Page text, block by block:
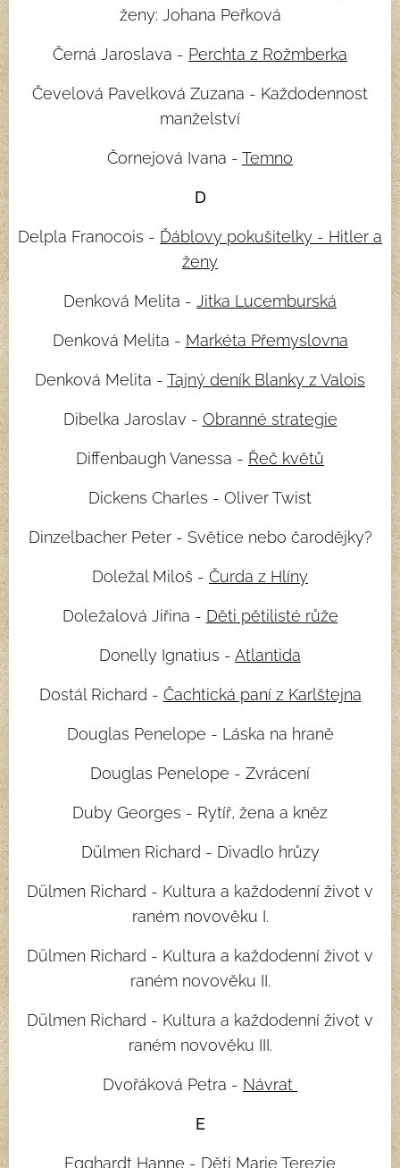
ženy: Johana Peřková
Černá Jaroslava - Perchta z Rožmberka
Čevelová Pavelková Zuzana - Každodennost
manželství
Čornejová Ivana - Temno
D
Delpla Franocois - Ďáblovy pokušitelky - Hitler a
ženy
Denková Melita - Jitka Lucemburská
Denková Melita - Markéta Přemyslovna
Denková Melita - Tajný deník Blanky z Valois
Dibelka Jaroslav - Obranné strategie
Diffenbaugh Vanessa - Řeč květů
Dickens Charles - Oliver Twist
Dinzelbacher Peter - Světice nebo čarodějky?
Doležal Miloš - Čurda z Hlíny
Doležalová Jiřina - Děti pětilisté růže
Donelly Ignatius - Atlantida
Dostál Richard - Čachtická paní z Karlštejna
Douglas Penelope - Láska na hraně
Douglas Penelope - Zvrácení
Duby Georges - Rytíř, žena a kněz
Dülmen Richard - Divadlo hrůzy
Dülmen Richard - Kultura a každodenní život v
raném novověku I.
Dülmen Richard - Kultura a každodenní život v
raném novověku II.
Dülmen Richard - Kultura a každodenní život v
raném novověku III.
Dvořáková Petra - Návrat
E
Egghardt Hanne - Děti Marie Terezie